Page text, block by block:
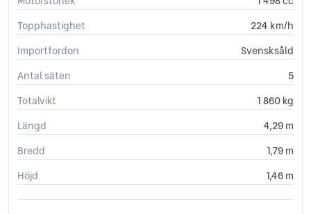
Körfilsassistans
LED Strålkastare
Ljussensor
Läslampa
Multifunktionsratt
Nödsamtal
Parkeringsassistans
Plant lastutrymme
Rattvärme
Regnsensor
Servostyrning
Topphastighet
224 km/h
Importfordon
Svensksåld
Antal säten
5
Totalvikt
1 860 kg
Längd
4,29 m
Bredd
1,79 m
Höjd
1,46 m